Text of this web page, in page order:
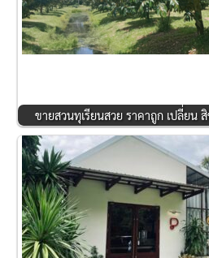
ขายสวนทุเรียนสวย ราคาถูก เปลี่ยน